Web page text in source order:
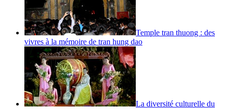
Temple tran thuong : des
vivres à la mémoire de tran hung dao
La diversité culturelle du